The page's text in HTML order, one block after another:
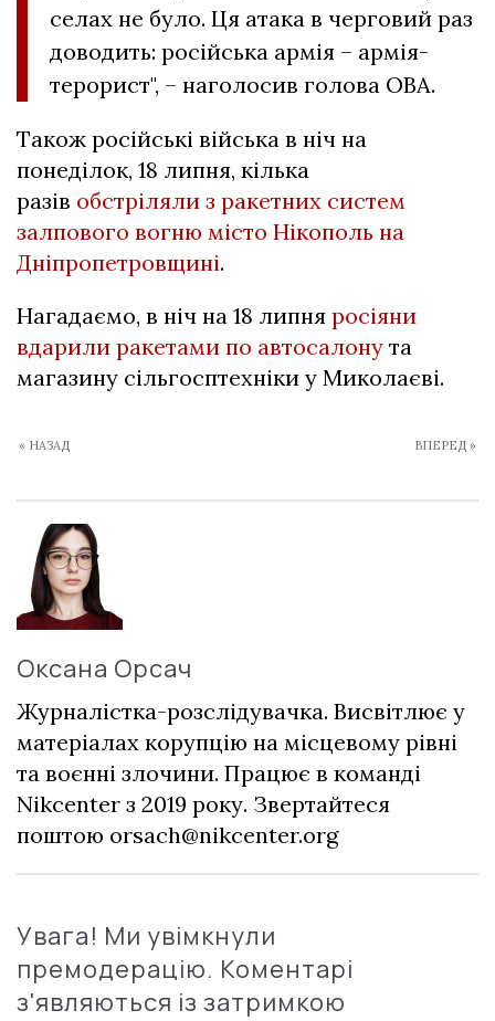
селах не було. Ця атака в черговий раз
доводить: російська армія – армія-
терорист", – наголосив голова ОВА.
Також російські війська в ніч на
понеділок, 18 липня, кілька
разів обстріляли з ракетних систем
залпового вогню місто Нікополь на
Дніпропетровщині.
Нагадаємо, в ніч на 18 липня росіяни
вдарили ракетами по автосалону та
магазину сільгосптехніки у Миколаєві.
« НАЗАД ВПЕРЕД »
Оксана Орсач
Журналістка-розслідувачка. Висвітлює у
матеріалах корупцію на місцевому рівні
та воєнні злочини. Працює в команді
Nikcenter з 2019 року. Звертайтеся
поштою orsach@nikcenter.org
Увага! Ми увімкнули
премодерацію. Коментарі
з'являються із затримкою